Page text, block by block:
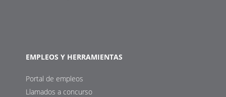
EMPLEOS Y HERRAMIENTAS
Portal de empleos
Llamados a concurso